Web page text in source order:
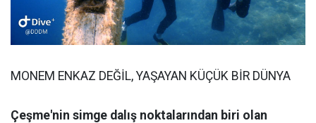
MONEM ENKAZ DEĞİL, YAŞAYAN KÜÇÜK BİR DÜNYA
Çeşme'nin simge dalış noktalarından biri olan